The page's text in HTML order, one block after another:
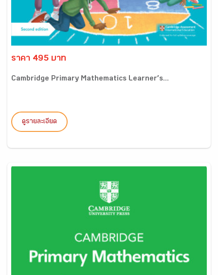
ราคา 495 บาท
Cambridge Primary Mathematics Learner’s...
ดูรายละเอียด